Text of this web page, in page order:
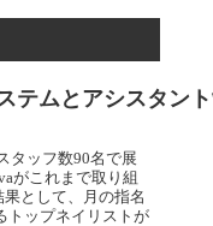
テムとアシスタン
タッフ数90名で展
がこれまで取り組
として、月の指名
トップネイリストが